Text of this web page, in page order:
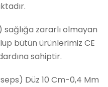
zararlı olmayan
bütün ürünlerimiz CE
sahiptir.
Düz 10 Cm-0,4 Mm